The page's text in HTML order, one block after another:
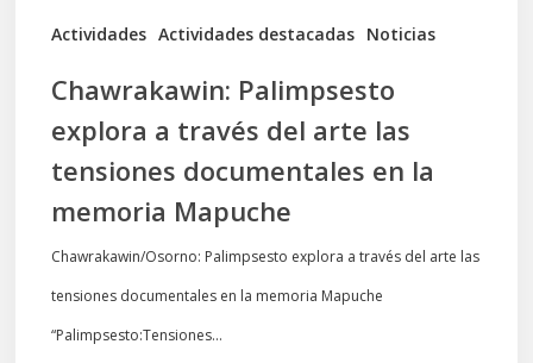
Actividades Actividades destacadas Noticias
documentales
memoria
Mapuche
Chawrakawin: Palimpsesto
explora a través del arte las
tensiones documentales en la
memoria Mapuche
Chawrakawin/Osorno: Palimpsesto explora a través del arte las
tensiones documentales en la memoria Mapuche
“Palimpsesto:Tensiones…